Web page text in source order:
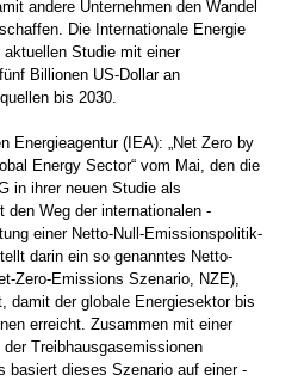
andere Unternehmen den Wandel
Die Internationale Energie
Studie mit einer
Billionen US-Dollar an
bis 2030.
Energieagentur (IEA): „Net Zero by
Energy Sector“ vom Mai, den die
in ihrer neuen Studie als
den Weg der internationalen
einer Netto-Null-Emissionspolitik­
darin ein so genanntes Netto-
Zero-Emissions Szenario, NZE),
damit der globale Energiesektor bis
erreicht. Zusammen mit einer
Treibhausgasemissionen
basiert dieses Szenario auf einer